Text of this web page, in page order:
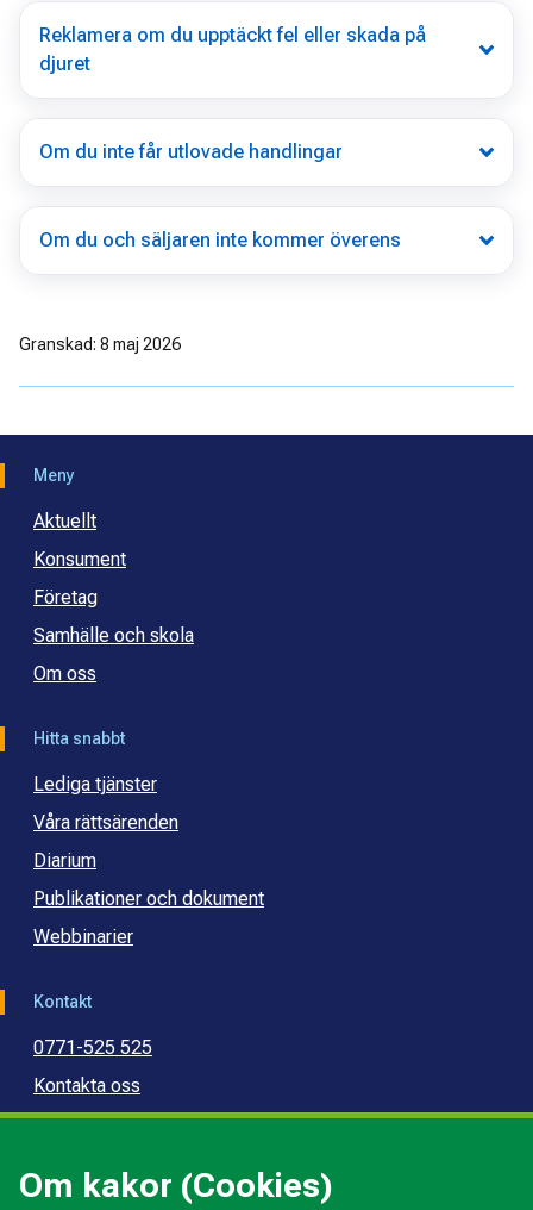
Om kakor (Cookies)
Reklamera om du upptäckt fel eller skada på
djuret
Om du inte får utlovade handlingar
Om du och säljaren inte kommer överens
Granskad: 8 maj 2026
Meny
Aktuellt
Konsument
Företag
Samhälle och skola
Om oss
Hitta snabbt
Lediga tjänster
Våra rättsärenden
Diarium
Publikationer och dokument
Webbinarier
Kontakt
0771-525 525
Kontakta oss
Press
Kommunal budget- och skuldrådgivning